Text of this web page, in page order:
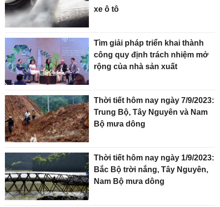
xe ô tô
Tìm giải pháp triển khai thành
công quy định trách nhiệm mở
rộng của nhà sản xuất
Thời tiết hôm nay ngày 7/9/2023:
Trung Bộ, Tây Nguyên và Nam
Bộ mưa dông
Thời tiết hôm nay ngày 1/9/2023:
Bắc Bộ trời nắng, Tây Nguyên,
Nam Bộ mưa dông